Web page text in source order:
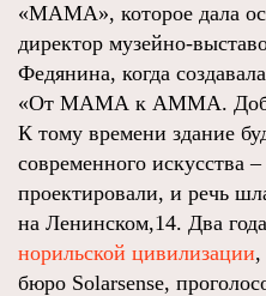
«МАМА», которое дала
директор музейно-
Федянина, когда
«От МАМА к АММА.
К тому времени здание
современного
проектировали, и речь
на Ленинском,14. Два
норильской цивилизации,
бюро Solarsense,